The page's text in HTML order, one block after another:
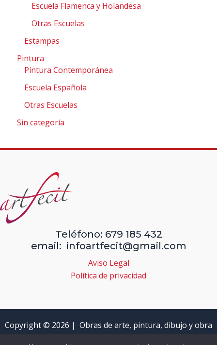
Escuela Flamenca y Holandesa
Otras Escuelas
Estampas
Pintura
Pintura Contemporánea
Escuela Española
Otras Escuelas
Sin categoría
Teléfono: 679 185 432
email: infoartfecit@gmail.com
Aviso Legal
Política de privacidad
Copyright © 2026 | Obras de arte, pintura, dibujo y obra